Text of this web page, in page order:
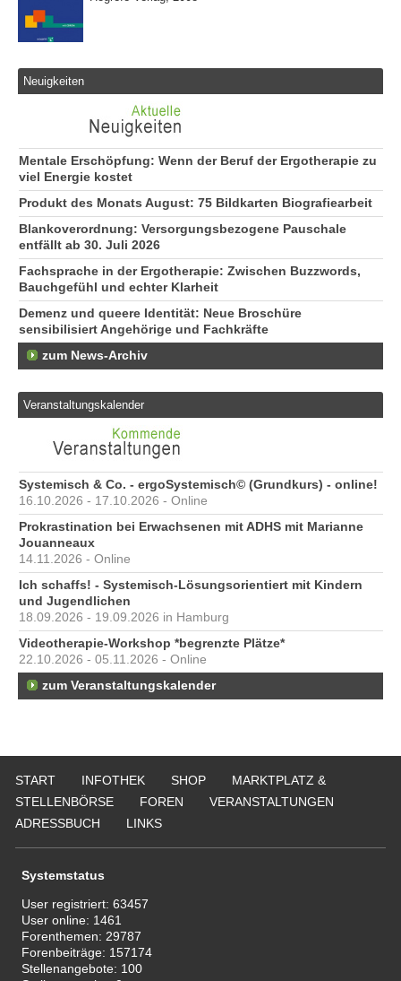
Neuigkeiten
Mentale Erschöpfung: Wenn der Beruf der Ergotherapie zu
viel Energie kostet
Produkt des Monats August: 75 Bildkarten Biografiearbeit
Blankoverordnung: Versorgungsbezogene Pauschale
entfällt ab 30. Juli 2026
Fachsprache in der Ergotherapie: Zwischen Buzzwords,
Bauchgefühl und echter Klarheit
Demenz und queere Identität: Neue Broschüre
sensibilisiert Angehörige und Fachkräfte
zum News-Archiv
Veranstaltungskalender
Systemisch & Co. - ergoSystemisch© (Grundkurs) - online!
16.10.2026 - 17.10.2026 - Online
Prokrastination bei Erwachsenen mit ADHS mit Marianne
Jouanneaux
14.11.2026 - Online
Ich schaffs! - Systemisch-Lösungsorientiert mit Kindern
und Jugendlichen
18.09.2026 - 19.09.2026 in Hamburg
Videotherapie-Workshop *begrenzte Plätze*
22.10.2026 - 05.11.2026 - Online
zum Veranstaltungskalender
START INFOTHEK SHOP
MARKTPLATZ &
STELLENBÖRSE
FOREN
VERANSTALTUNGEN
ADRESSBUCH
LINKS
Systemstatus
User registriert:63457
User online: 1461
Forenthemen: 29787
Forenbeiträge: 157174
Stellenangebote: 100